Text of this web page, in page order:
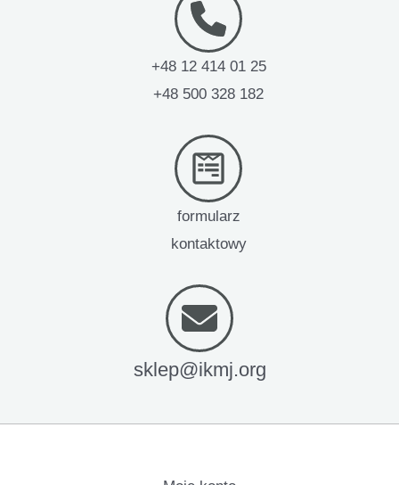
+48 12 414 01 25
+48 500 328 182
formularz
kontaktowy
sklep@ikmj.org